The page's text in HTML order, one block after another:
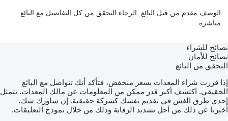
الوصف مقدم من قبل البائع. الرجاء التحقق من كل التفاصيل مع البائع
مباشرة.
نصائح للشراء
نصائح للأمان
التحقق من البائع
إذا قررت شراء المعدات بسعر منخفض، فتأكد أنك تتواصل مع البائع
الحقيقي. اكتشف أكبر قدر ممكن من المعلومات عن مالك المعدات. تتمثل
إحدى طرق الغش في تقديم نفسك كشركة حقيقية. إن ساورك شك،
أخبرنا عن ذلك من أجل تشديد الرقابة وذلك من خلال نموذج التعليقات.